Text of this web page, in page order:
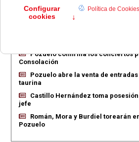
EN PORTADA
Pozuelo confirma los conciertos
Consolación
Pozuelo abre la venta de
taurina
Castillo Hernández toma
jefe
Román, Mora y Burdiel torearán
Pozuelo